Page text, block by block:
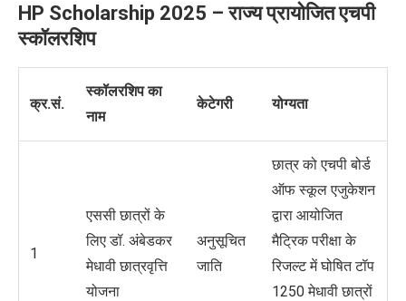
HP Scholarship 2025 –राज्य प्रायोजित एचपी
स्कॉलरशिप
क्र.सं.
स्कॉलरशिप का
नाम
केटेगरी योग्यता
1
एससी छात्रों के
लिए डॉ. अंबेडकर
मेधावी छात्रवृत्ति
योजना
अनुसूचित
जाति
छात्र को एचपी बोर्ड
ऑफ स्कूल एजुकेशन
द्वारा आयोजित
मैट्रिक परीक्षा के
रिजल्ट में घोषित टॉप
1250 मेधावी छात्रों